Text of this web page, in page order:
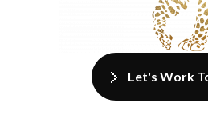
Let's Work